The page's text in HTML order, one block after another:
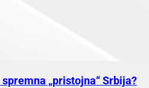
„pristojna“ Srbija?